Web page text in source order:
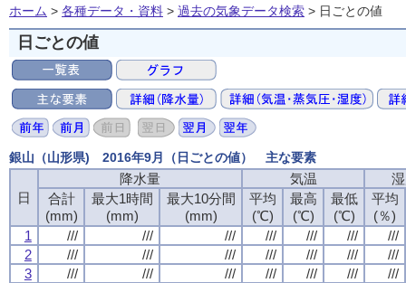
ホーム > 各種データ・資料 > 過去の気象データ検索 > 日ごとの値
日ごとの値
銀山（山形県) 2016年9月（日ごとの値） 主な要素
日
降水量 気温
合計
(mm)
最大1時間
(mm)
最大10分間
(mm)
平均
(℃)
最高
(℃)
最低
(℃)
平均
(％)
1
/// /// /// /// /// ///
///
2
/// /// /// /// /// ///
///
3
/// /// /// /// /// ///
///